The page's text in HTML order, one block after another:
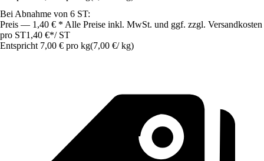
Bei Abnahme von 6 ST:
Preis — 1,40 € * Alle Preise inkl. MwSt. und ggf. zzgl. Versandkosten
pro ST1,40 €*/ ST
Entspricht 7,00 € pro kg(7,00 €/ kg)